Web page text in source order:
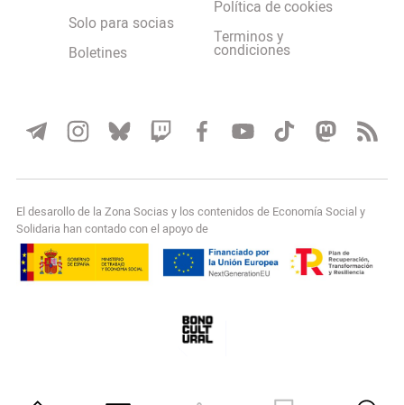
Solo para socias
Boletines
Política de cookies
Terminos y
condiciones
El desarollo de la Zona Socias y los contenidos de Economía Social y
Solidaria han contado con el apoyo de